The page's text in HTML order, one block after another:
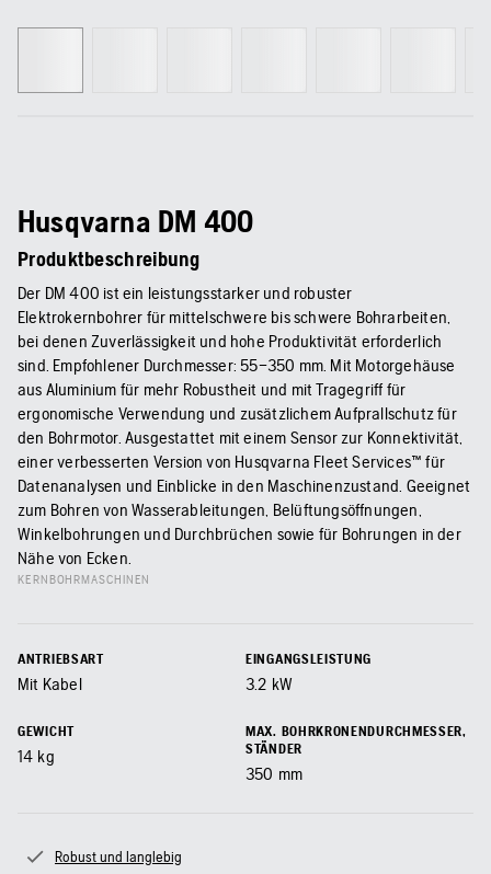
Husqvarna DM 400
Produktbeschreibung
Der DM 400 ist ein leistungsstarker und robuster
Elektrokernbohrer für mittelschwere bis schwere Bohrarbeiten,
bei denen Zuverlässigkeit und hohe Produktivität erforderlich
sind. Empfohlener Durchmesser: 55–350 mm. Mit Motorgehäuse
aus Aluminium für mehr Robustheit und mit Tragegriff für
ergonomische Verwendung und zusätzlichem Aufprallschutz für
den Bohrmotor. Ausgestattet mit einem Sensor zur Konnektivität,
einer verbesserten Version von Husqvarna Fleet Services™ für
Datenanalysen und Einblicke in den Maschinenzustand. Geeignet
zum Bohren von Wasserableitungen, Belüftungsöffnungen,
Winkelbohrungen und Durchbrüchen sowie für Bohrungen in der
Nähe von Ecken.
KERNBOHRMASCHINEN
ANTRIEBSART
Mit Kabel
EINGANGSLEISTUNG
3.2 kW
GEWICHT
14 kg
MAX. BOHRKRONENDURCHMESSER,
STÄNDER
350 mm
Robust und langlebig